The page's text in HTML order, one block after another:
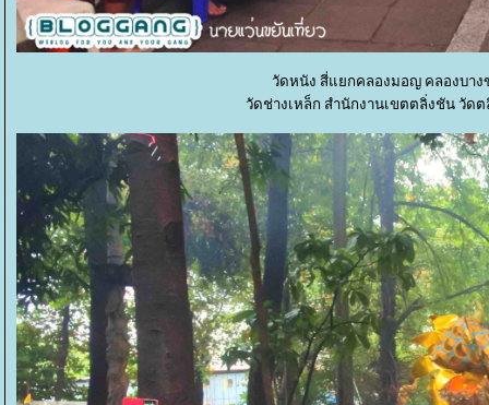
วัดหนัง สี่แยกคลองมอญ คลองบาง
วัดช่างเหล็ก สำนักงานเขตตลิ่งชัน วัด